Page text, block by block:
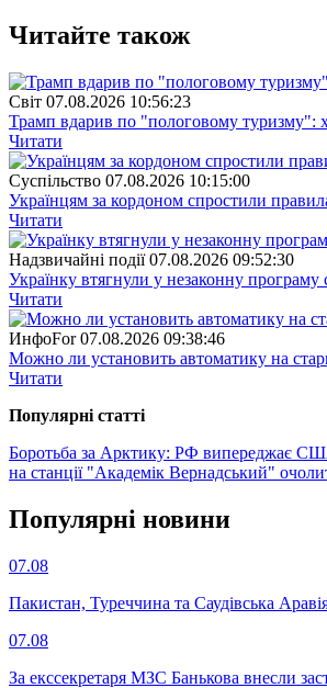
Читайте також
Свiт 07.08.2026 10:56:23
Трамп вдарив по "пологовому туризму":
Читати
Суспiльство 07.08.2026 10:15:00
Українцям за кордоном спростили
Читати
Надзвичайні події 07.08.2026 09:52:30
Українку втягнули у незаконну програму
Читати
ИнфоFor 07.08.2026 09:38:46
Можно ли установить автоматику на
Читати
Популярнi статтi
Боротьба за Арктику: РФ випереджає
на станції "Академік Вернадський"
Популярнi новини
07.08
Пакистан, Туреччина та Саудівська
07.08
За екссекретаря МЗС Банькова внесли